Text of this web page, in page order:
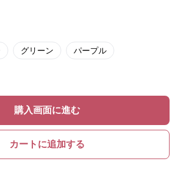
グリーン パープル
購入画面に進む
カートに追加する